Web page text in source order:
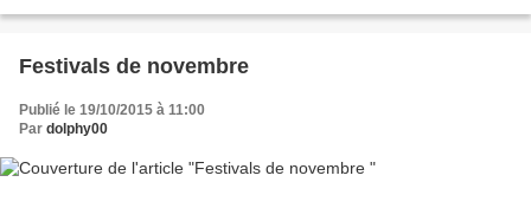
Festivals de novembre
Publié le 19/10/2015 à 11:00
Par dolphy00